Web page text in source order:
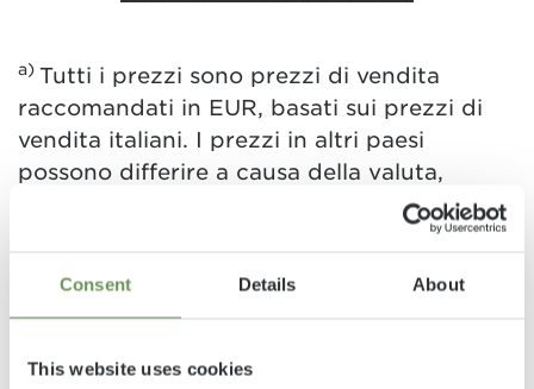
Consent Details About
This website uses cookies
a) Tutti i prezzi sono prezzi di vendita
raccomandati in EUR, basati sui prezzi di
vendita italiani. I prezzi in altri paesi
possono differire a causa della valuta,
dell'IVA specifica del Paese, delle specifiche
del Paese, delle tariffe On The Road o dei